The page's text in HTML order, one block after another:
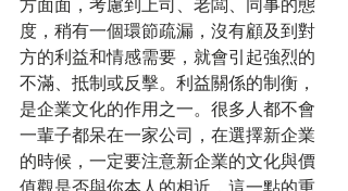
度，稍有一個環節疏漏，沒有顧及到對
方的利益和情感需要，就會引起強烈的
不滿、抵制或反擊。利益關係的制衡，
是企業文化的作用之一。很多人都不會
一輩子都呆在一家公司，在選擇新企業
的時候，一定要注意新企業的文化與價